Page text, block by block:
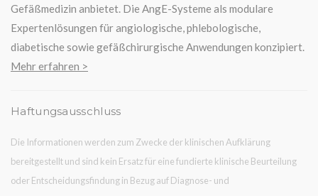
Gefäßmedizin anbietet. Die AngE-Systeme als modulare
Expertenlösungen für angiologische, phlebologische,
diabetische sowie gefäßchirurgische Anwendungen konzipiert.
Mehr erfahren >
Haftungsausschluss
Die Informationen werden zum Zwecke der klinischen Aufklärung
bereitgestellt und sind kein Ersatz für eine fundierte klinische Beurteilung
oder Entscheidungsfindung in Bezug auf Diagnose- und